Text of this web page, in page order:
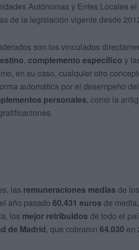
Autónomas y Entes Locales
de la legislación vigente desde
son los vinculados
, complemento específico y
en su caso, cualquier otro
automática por el desempeño
personales, como la
las remuneraciones medias de los
año pasado 60.431 euros de
los mejor retribuidos de todo el
de Madrid, que cobraron 64.030 en